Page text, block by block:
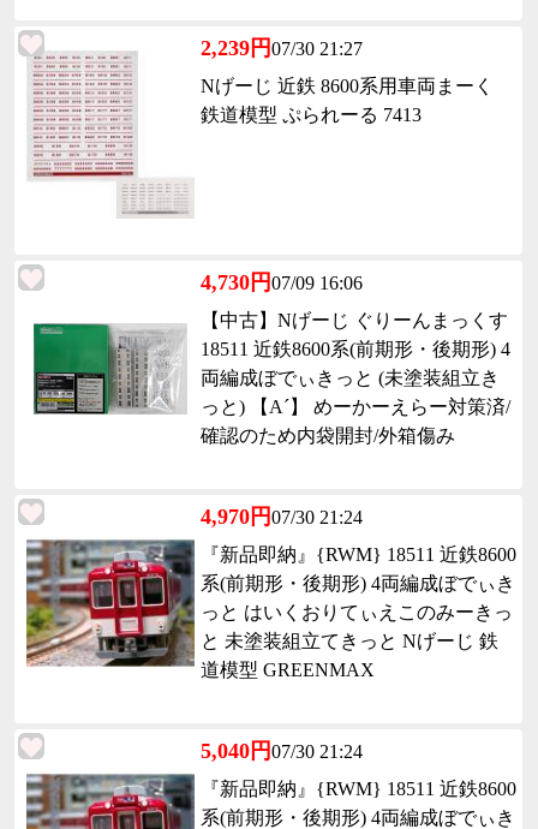
2,239円07/30 21:27
Nげーじ 近鉄 8600系用車両まーく
鉄道模型 ぷられーる 7413
4,730円07/09 16:06
【中古】Nげーじ ぐりーんまっくす
18511 近鉄8600系(前期形・後期形) 4
両編成ぼでぃきっと (未塗装組立き
っと) 【A´】 めーかーえらー対策済/
確認のため内袋開封/外箱傷み
4,970円07/30 21:24
『新品即納』{RWM} 18511 近鉄8600
系(前期形・後期形) 4両編成ぼでぃき
っと はいくおりてぃえこのみーきっ
と 未塗装組立てきっと Nげーじ 鉄
道模型 GREENMAX
5,040円07/30 21:24
『新品即納』{RWM} 18511 近鉄8600
系(前期形・後期形) 4両編成ぼでぃき